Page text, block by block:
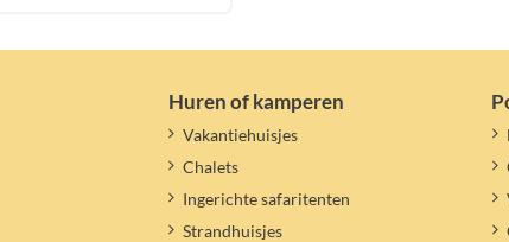
Huren of kamperen
Vakantiehuisjes
Chalets
Ingerichte safaritenten
Strandhuisjes